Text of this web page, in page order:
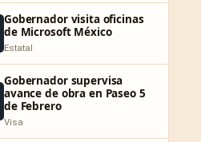
Gobernador visita oficinas
de Microsoft México
Estatal
Gobernador supervisa
avance de obra en Paseo 5
de Febrero
Visa